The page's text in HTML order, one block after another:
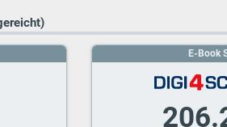
E-Book